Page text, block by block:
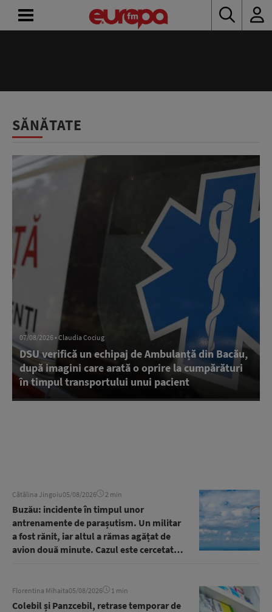
SĂNĂTATE
07/08/2026 • Claudia Cociug
DSU verifică un echipaj de Ambulanță din Bacău,
după imagini care arată o oprire la cumpărături
în timpul transportului unui pacient
Cătălina Jingoiu05/08/2026 2 min
Buzău: incidente în timpul unor
antrenamente de parașutism. Un militar
a fost rănit, iar altul a rămas agățat de
avion două minute. Cazul este cercetat
Florentina Mihaita05/08/2026 1 min
Colebil și Panzcebil, retrase temporar de
RADIO
PODCAST
LIVE